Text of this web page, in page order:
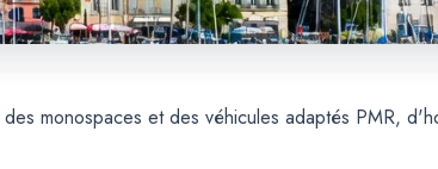
monospaces et des véhicules adaptés PMR,